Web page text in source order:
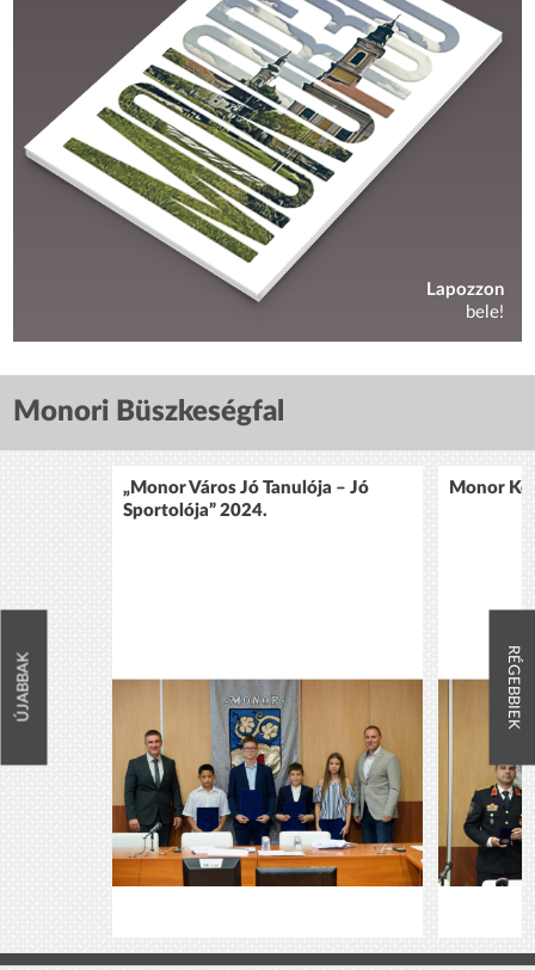
Lapozzon
bele!
Monori Büszkeségfal
ÚJABBAK
„Monor Város Jó Tanulója – Jó
Sportolója” 2024.
Monor
RÉGEBBIEK